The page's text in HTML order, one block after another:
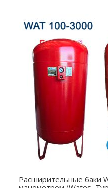
Расширительные баки